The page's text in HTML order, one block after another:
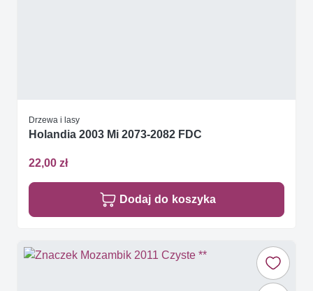
Drzewa i lasy
Holandia 2003 Mi 2073-2082 FDC
22,00 zł
Dodaj do koszyka